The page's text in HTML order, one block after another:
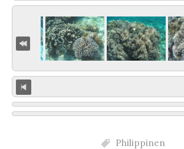
Philippinen